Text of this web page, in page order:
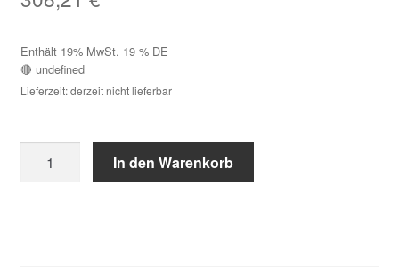
Enthält 19% MwSt. 19 % DE
🔴 undefined
Lieferzeit: derzeit nicht lieferbar
In den Warenkorb